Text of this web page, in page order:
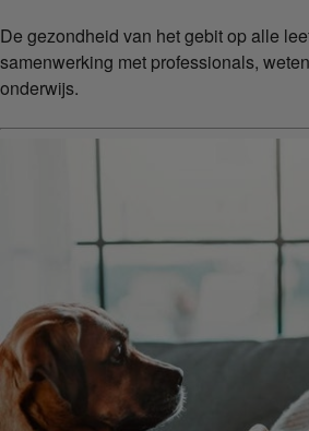
De gezondheid van het gebit op alle
samenwerking met professionals,
onderwijs.